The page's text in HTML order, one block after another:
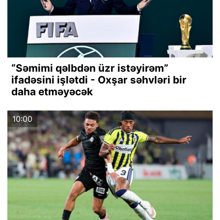
“Səmimi qəlbdən üzr istəyirəm”
ifadəsini işlətdi - Oxşar səhvləri bir
daha etməyəcək
10:00